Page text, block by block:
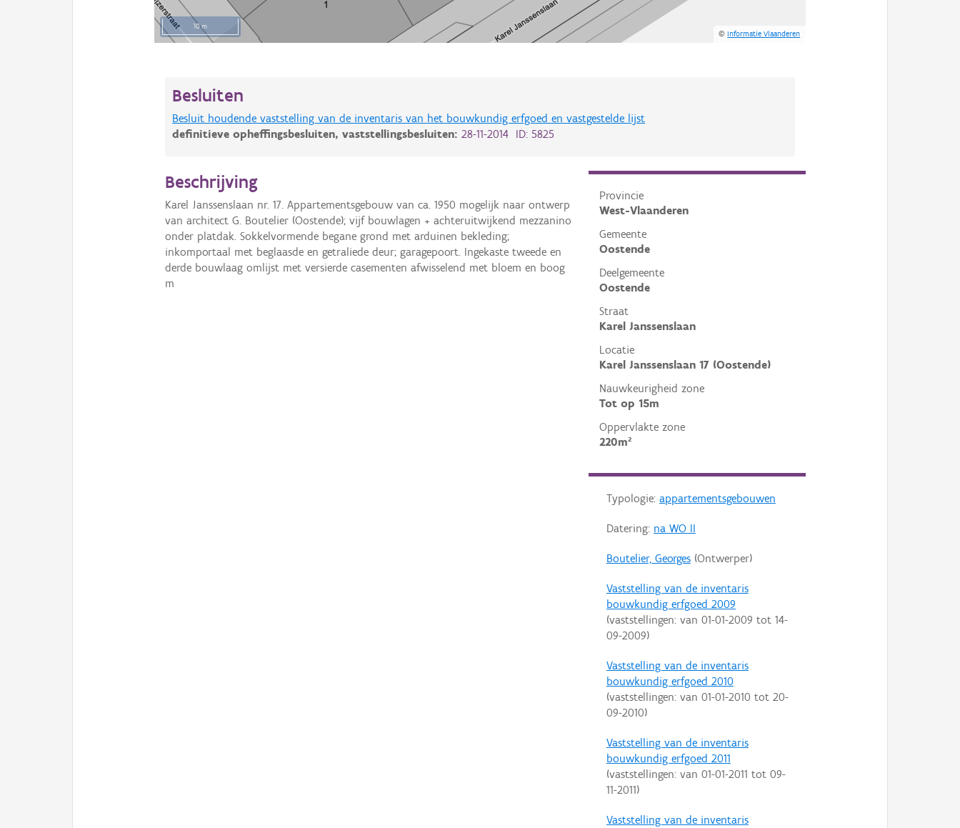
10 m
©Informatie Vlaanderen
Besluiten
Besluit houdende vaststelling van de inventaris van het bouwkundig erfgoed en vastgestelde lijst
definitieve opheffingsbesluiten,vaststellingsbesluiten:28-11-2014 ID: 5825
Provincie
West-Vlaanderen
Gemeente
Oostende
Deelgemeente
Oostende
Straat
Karel Janssenslaan
Locatie
Karel Janssenslaan 17 (Oostende)
Nauwkeurigheid zone
Tot op 15m
Oppervlakte zone
220m²
Typologie: appartementsgebouwen
Datering: na WO II
Boutelier, Georges(Ontwerper)
Vaststelling van de inventaris
bouwkundig erfgoed 2009
(vaststellingen: van 01-01-2009 tot 14-
09-2009)
Vaststelling van de inventaris
bouwkundig erfgoed 2010
(vaststellingen: van 01-01-2010 tot 20-
09-2010)
Vaststelling van de inventaris
bouwkundig erfgoed 2011
(vaststellingen: van 01-01-2011 tot 09-
11-2011)
Vaststelling van de inventaris
Beschrijving
Karel Janssenslaan nr. 17. Appartementsgebouw van ca. 1950 mogelijk naar ontwerp
van architect G. Boutelier (Oostende); vijf bouwlagen + achteruitwijkend mezzanino
onder platdak. Sokkelvormende begane grond met arduinen bekleding;
inkomportaal met beglaasde en getraliede deur; garagepoort. Ingekaste tweede en
derde bouwlaag omlijst met versierde casementen afwisselend met bloem en boog
m